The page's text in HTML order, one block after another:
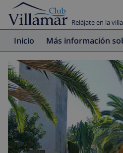
Relájate en la
Inicio Más información